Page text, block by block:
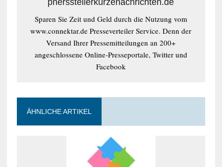
pnersstellerkurzenachrichten.de
Sparen Sie Zeit und Geld durch die Nutzung vom
www.connektar.de Presseverteiler Service. Denn der
Versand Ihrer Pressemitteilungen an 200+
angeschlossene Online-Presseportale, Twitter und
Facebook
ÄHNLICHE ARTIKEL